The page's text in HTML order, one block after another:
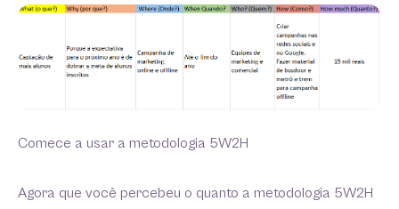
Comece a usar a metodologia 5W2H
Agora que você percebeu o quanto a metodologia 5W2H